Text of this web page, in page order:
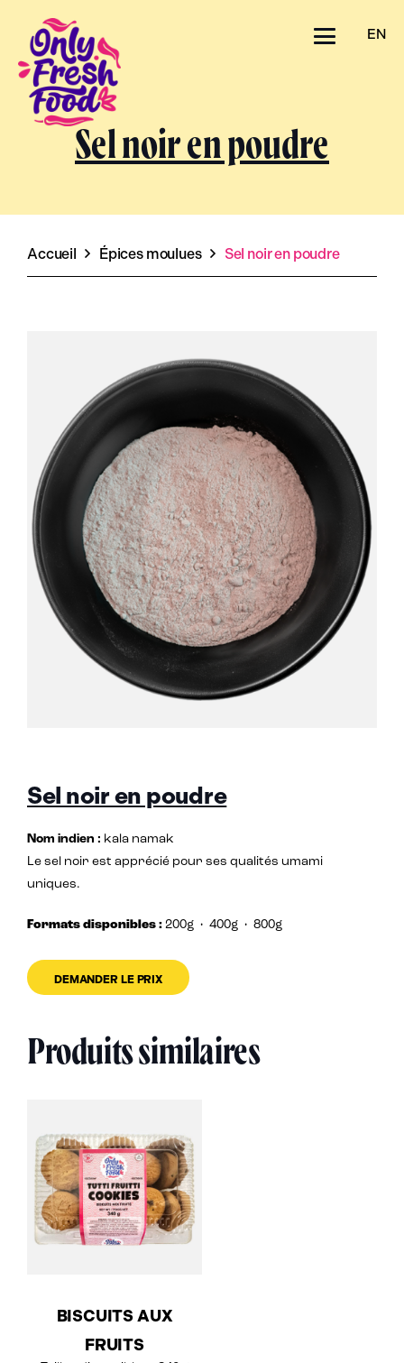
EN
Sel noir en poudre
Accueil Épices moulues Sel noir en poudre
Sel noir en poudre
Nom indien : kala namak
Le sel noir est apprécié pour ses qualités umami
uniques.
Formats disponibles : 200g • 400g • 800g
DEMANDER LE PRIX
Produits similaires
BISCUITS AUX
FRUITS